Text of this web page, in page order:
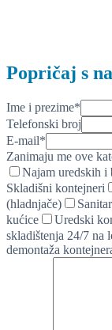
Popričaj s
Ime i prezime*
Telefonski broj
E-mail*
Zanimaju me ove
Najam uredskih i
Skladišni kontejneri
(hladnjače)
kućice
Uredski
skladištenja 24/7 na
demontaža